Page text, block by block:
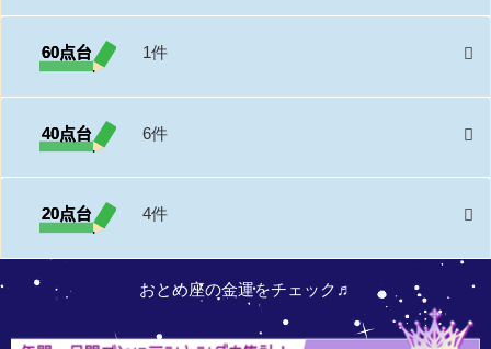
60点台 1件
40点台 6件
20点台 4件
おとめ座の金運をチェック♬